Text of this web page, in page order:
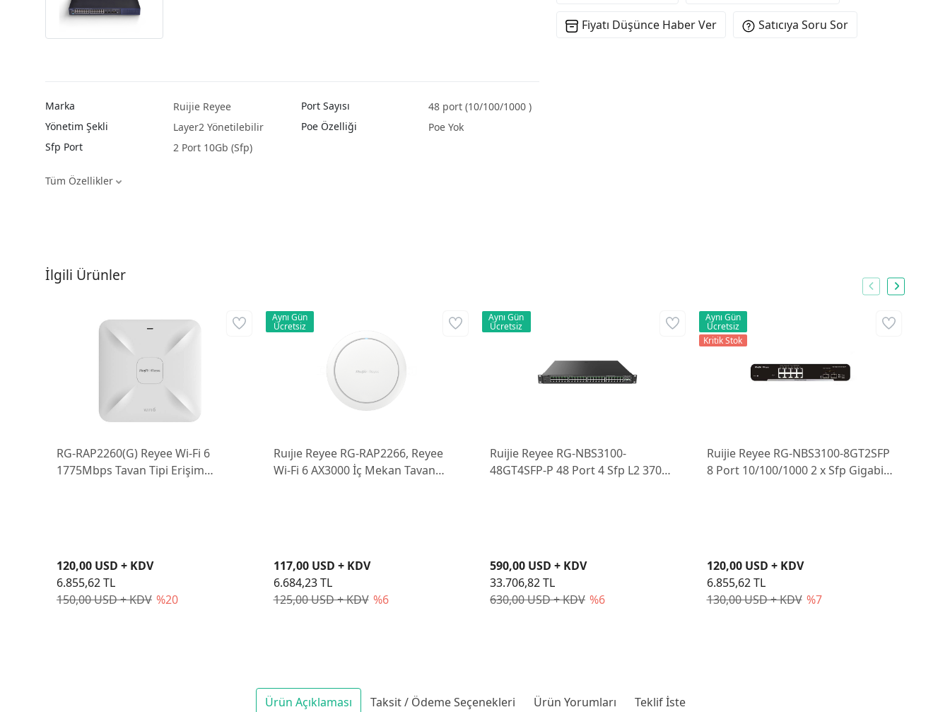
Marka Ruijie Reyee Port Sayısı
48 port (10/100/1000 )
Yönetim Şekli
Layer2 Yönetilebilir Poe Özelliği
Poe Yok
Sfp Port
2 Port 10Gb (Sfp)
Tüm Özellikler
Fiyatı Düşünce Haber Ver Satıcıya Soru Sor
İlgili Ürünler
RG-RAP2260(G) Reyee Wi-Fi 6
1775Mbps Tavan Tipi Erişim
150,00 USD + KDV %20
120,00 USD + KDV
6.855,62 TL
Ruıjıe Reyee RG-RAP2266, Reyee
Wi-Fi 6 AX3000 İç Mekan Tavan
125,00 USD + KDV %6
117,00 USD + KDV
6.684,23 TL
Aynı Gün
Ücretsiz
Ruijie Reyee RG-NBS3100-
48GT4SFP-P 48 Port 4 Sfp L2 370W
630,00 USD + KDV %6
590,00 USD + KDV
33.706,82 TL
Aynı Gün
Ücretsiz
Ruijie Reyee RG-NBS3100-8GT2SFP
8 Port 10/100/1000 2 x Sfp Gigabit
130,00 USD + KDV %7
120,00 USD + KDV
6.855,62 TL
Aynı Gün
Ücretsiz
Kritik Stok
Ürün Açıklaması Taksit / Ödeme Seçenekleri Ürün Yorumları Teklif İste